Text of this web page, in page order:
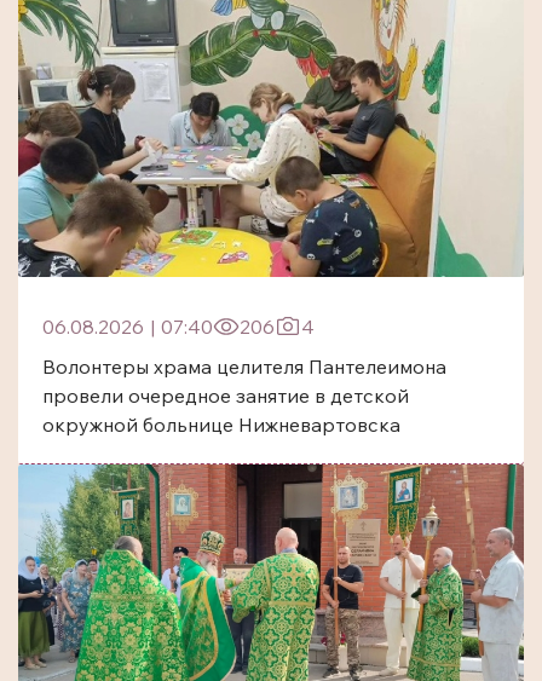
06.08.2026 | 07:40 206
4
Волонтеры храма целителя Пантелеимона
провели очередное занятие в детской
окружной больнице Нижневартовска